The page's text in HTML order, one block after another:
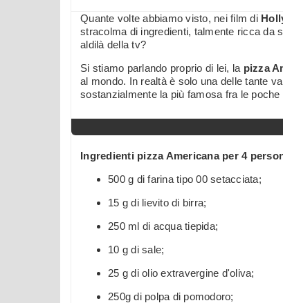
Quante volte abbiamo visto, nei film di
stracolma di ingredienti, talmente ricca da
aldilà della tv?
Si stiamo parlando proprio di lei, la pizza
al mondo. In realtà è solo una delle tante
sostanzialmente la più famosa fra le
Ingredienti pizza Americana per 4
500 g di farina tipo 00 setacciata;
15 g di lievito di birra;
250 ml di acqua tiepida;
10 g di sale;
25 g di olio extravergine d'oliva;
250g di polpa di pomodoro;